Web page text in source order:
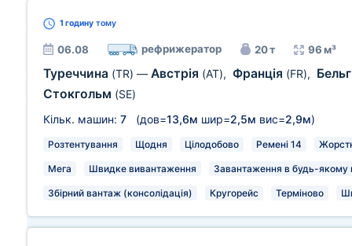
1 годину тому
06.08 рефрижератор 20 т 96 м³
Туреччина (TR) — Австрія (AT), Франція (FR),
Стокгольм (SE)
Кільк. машин: 7 (дов=13,6м шир=2,5м вис=2,9м)
Розтентування Щодня Цілодобово Ремені 14
Мега Швидке вивантаження Завантаження в будь-якому
Збірний вантаж (консолідація) Кругорейс Терміново